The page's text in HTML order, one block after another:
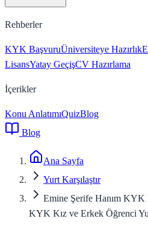
Rehberler
KYK BaşvuruÜniversiteye Hazırlık
LisansYatay GeçişCV Hazırlama
İçerikler
Konu AnlatımıQuizBlog
Blog
Ana Sayfa
Yurt Karşılaştır
Emine Şerife Hanım KYK
KYK Kız ve Erkek Öğrenci